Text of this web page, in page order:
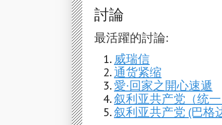
討論
最活躍的討論:
威瑞信
通货紧缩
愛·回家之開心速遞
叙利亚共产党（统
叙利亚共产党 (巴格